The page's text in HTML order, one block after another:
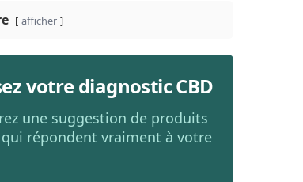
afficher
votre diagnostic CBD
une suggestion de produits
qui répondent vraiment à votre